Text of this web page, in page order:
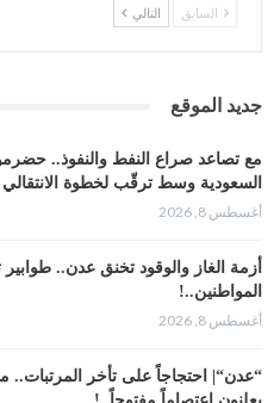
السابق التالي
جديد الموقع
مع تصاعد صراع النفط والنفوذ..
السعودية وسط ترقّب لخطوة الانتقالي
أغسطس 8, 2026
أزمة الغاز والوقود تخنق عدن..
المواطنين..!
أغسطس 8, 2026
“عدن“| احتجاجاً على تأخر